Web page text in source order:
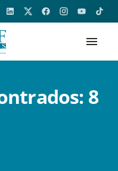
menu
8